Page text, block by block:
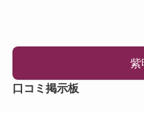
紫
口コミ掲示板